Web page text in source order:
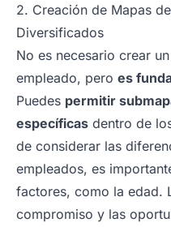
2. Creación de Mapas
Diversificados
No es necesario crear
empleado, pero es
Puedes permitir
específicas dentro de
de considerar las
empleados, es
factores, como la edad.
compromiso y las